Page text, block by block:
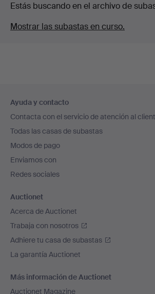
Estás buscando en el archivo de
Mostrar las subastas en curso.
en
el
pie
de
página
Ayuda y contacto
Contacta con el servicio de atención al
Todas las casas de subastas
Modos de pago
Enviamos con
Redes sociales
Auctionet
Acerca de Auctionet
Trabaja con nosotros
Adhiere tu casa de subastas
La garantía Auctionet
Más información de Auctionet
Auctionet Magazine